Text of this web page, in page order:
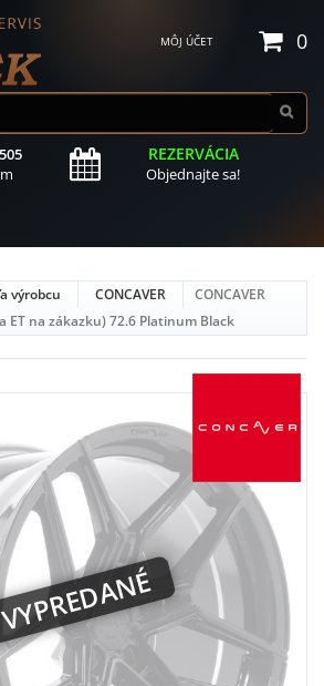
0
MÔJ ÚČET
REZERVÁCIA
Objednajte sa!
výrobcu CONCAVER
CONCAVER
ET na zákazku) 72.6 Platinum Black